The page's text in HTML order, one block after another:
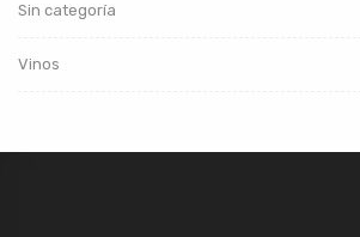
Sin categoría
Vinos